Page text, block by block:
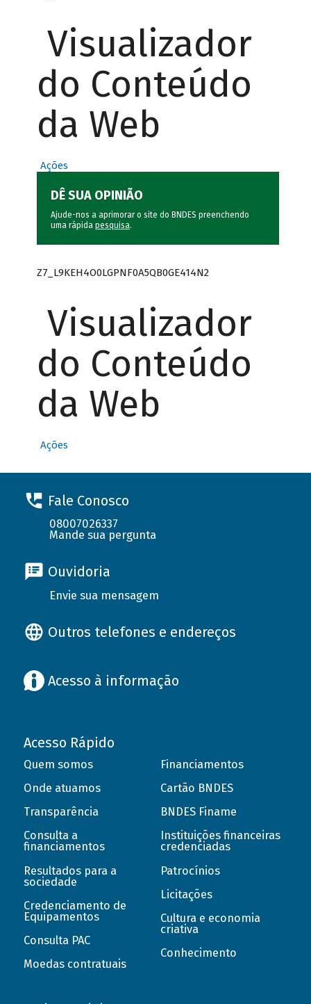
Visualizador
do Conteúdo
da Web
Ações
DÊ SUA OPINIÃO
Ajude-nos a aprimorar o site do BNDES preenchendo
uma rápida pesquisa.
Z7_L9KEH4O0LGPNF0A5QB0GE414N2
Visualizador
do Conteúdo
da Web
Ações
Fale Conosco
08007026337
Mande sua pergunta
Ouvidoria
Envie sua mensagem
Outros telefones e endereços
Acesso à informação
Acesso Rápido
Quem somos
Onde atuamos
Transparência
Consulta a
financiamentos
Resultados para a
sociedade
Credenciamento de
Equipamentos
Consulta PAC
Moedas contratuais
Financiamentos
Cartão BNDES
BNDES Finame
Instituições financeiras
credenciadas
Patrocínios
Licitações
Cultura e economia
criativa
Conhecimento